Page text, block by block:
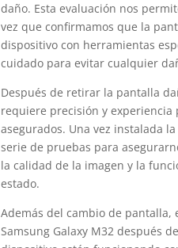
daño. Esta evaluación nos
vez que confirmamos que la
dispositivo con herramientas
cuidado para evitar cualquier
Después de retirar la pantalla
requiere precisión y experiencia
asegurados. Una vez instalada
serie de pruebas para
la calidad de la imagen y la
estado.
Además del cambio de
Samsung Galaxy M32 después